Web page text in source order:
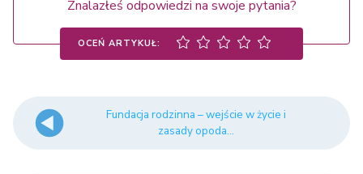
Znalazłeś odpowiedzi na swoje pytania?
OCEŃ ARTYKUŁ:
Fundacja rodzinna – wejście w życie i
zasady opoda...